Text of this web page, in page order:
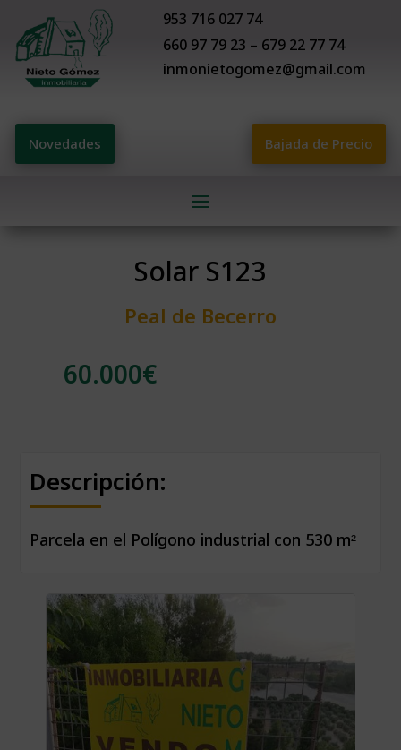
953 716 027 74
660 97 79 23 – 679 22 77 74
inmonietogomez@gmail.com
Novedades Bajada de Precio
Solar S123
Peal de Becerro
60.000€
Descripción:
Parcela en el Polígono industrial con 530 m²